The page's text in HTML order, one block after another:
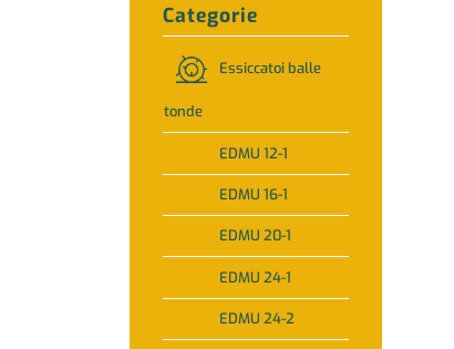
Categorie
Essiccatoi balle
tonde
EDMU 12-1
EDMU 16-1
EDMU 20-1
EDMU 24-1
EDMU 24-2